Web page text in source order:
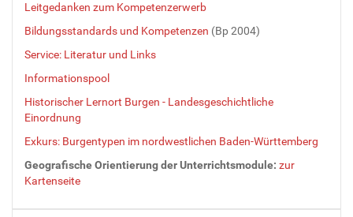
Leitgedanken zum Kompetenzerwerb
Bildungsstandards und Kompetenzen (Bp 2004)
Service: Literatur und Links
Informationspool
Historischer Lernort Burgen - Landesgeschichtliche
Einordnung
Exkurs: Burgentypen im nordwestlichen Baden-Württemberg
Geografische Orientierung der Unterrichtsmodule: zur
Kartenseite